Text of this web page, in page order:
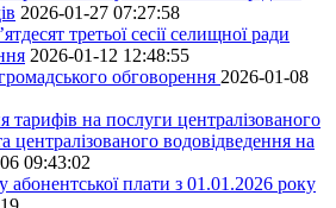
2026-01-27 07:27:58
третьої сесії селищної ради
2026-01-12 12:48:55
обговорення 2026-01-08
тарифів на послуги централізованого
централізованого водовідведення на
09:43:02
абонентської плати з 01.01.2026 року